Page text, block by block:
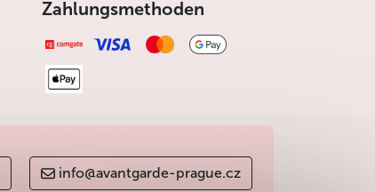
Zahlungsmethoden
info@avantgarde-prague.cz